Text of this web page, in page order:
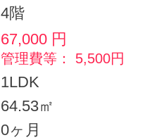
4階
67,000 円
管理費等： 5,500円
1LDK
64.53㎡
0ヶ月